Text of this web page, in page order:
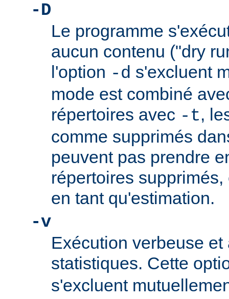
-D
Le programme
aucun contenu ("dry
l'option -d s'excluent
mode est combiné
répertoires avec -t,
comme supprimés
peuvent pas prendre
répertoires
en tant qu'estimation.
-v
Exécution verbeuse et
statistiques. Cette
s'excluent